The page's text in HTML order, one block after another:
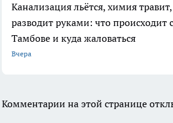
Канализация льётся, химия
разводит руками: что происходит
Тамбове и куда жаловаться
Вчера
Комментарии на этой странице